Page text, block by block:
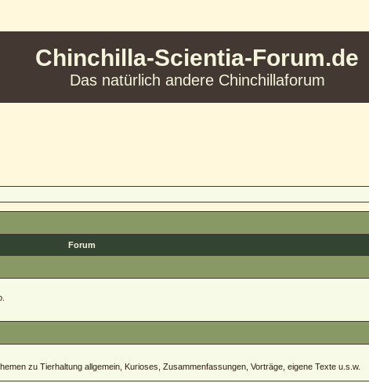
Chinchilla-Scientia-Forum.de
Das natürlich andere Chinchillaforum
Forum
zu Tierhaltung allgemein, Kurioses, Zusammenfassungen, Vorträge, eigene Texte u.s.w.